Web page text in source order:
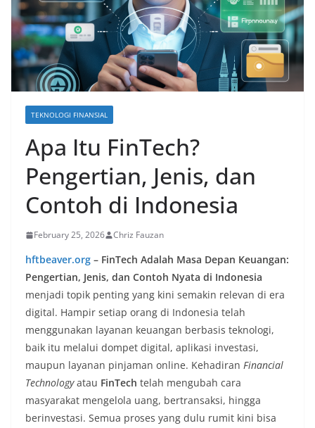
TEKNOLOGI FINANSIAL
Apa Itu FinTech?
Pengertian, Jenis, dan
Contoh di Indonesia
February 25, 2026 Chriz Fauzan
hftbeaver.org – FinTech Adalah Masa Depan Keuangan:
Pengertian, Jenis, dan Contoh Nyata di Indonesia
menjadi topik penting yang kini semakin relevan di era
digital. Hampir setiap orang di Indonesia telah
menggunakan layanan keuangan berbasis teknologi,
baik itu melalui dompet digital, aplikasi investasi,
maupun layanan pinjaman online. Kehadiran Financial
Technologyatau FinTech telah mengubah cara
masyarakat mengelola uang, bertransaksi, hingga
berinvestasi. Semua proses yang dulu rumit kini bisa